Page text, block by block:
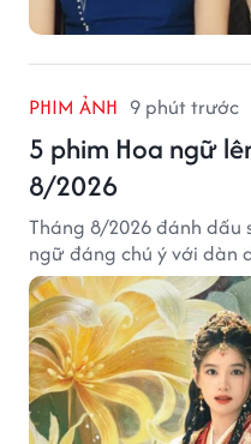
PHIM ẢNH 9 phút trước
5 phim Hoa ngữ
8/2026
Tháng 8/2026 đánh dấu
ngữ đáng chú ý với dàn